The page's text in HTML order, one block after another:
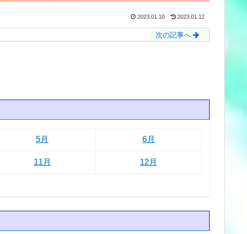
2023.01.10 2023.01.12
次の記事へ
5月 6月
11月 12月